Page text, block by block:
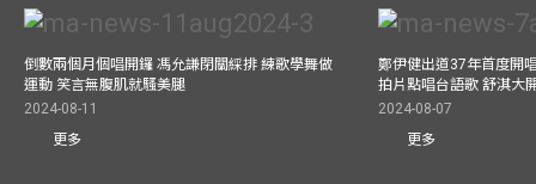
倒數兩個月個唱開鑼 馮允謙閉關綵排 練歌學舞做
運動 笑言無腹肌就騷美腿
2024-08-11
更多
鄭伊健出道37年首度開
拍片點唱台語歌 舒淇大
2024-08-07
更多